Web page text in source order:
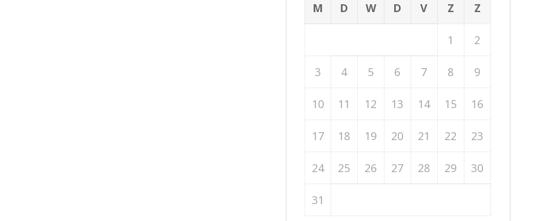
M D W D V Z Z
1 2
3 4 5 6 7 8 9
10 11 12 13 14 15 16
17 18 19 20 21 22 23
24 25 26 27 28 29 30
31